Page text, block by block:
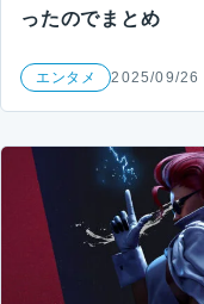
ったのでまとめ
エンタメ 2025/09/26